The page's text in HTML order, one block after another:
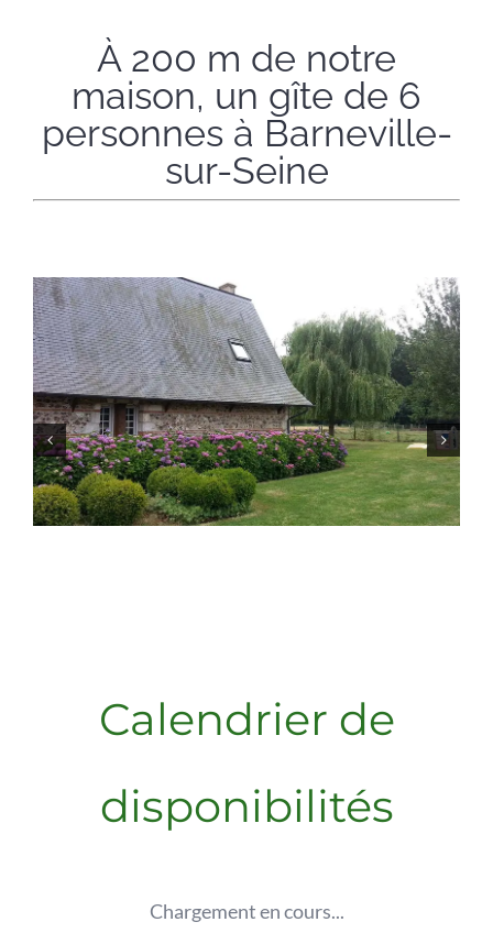
À 200 m de notre
maison, un gîte de 6
personnes à Barneville-
sur-Seine
Calendrier de
disponibilités
Chargement en cours...